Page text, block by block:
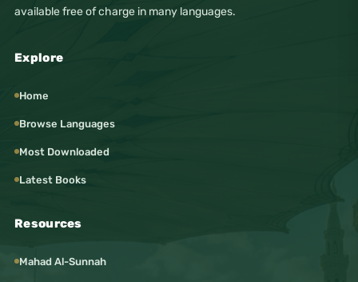
available free of charge in many languages.
Explore
Home
Browse Languages
Most Downloaded
Latest Books
Resources
Mahad Al-Sunnah